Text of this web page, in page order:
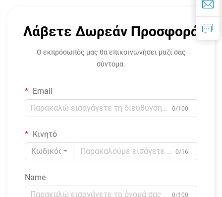
Λάβετε Δωρεάν Προσφορά
Ο εκπρόσωπός μας θα επικοινωνήσει μαζί σας
σύντομα.
Email
0/100
Κινητό
Κωδικός
0/16
Name
0/100